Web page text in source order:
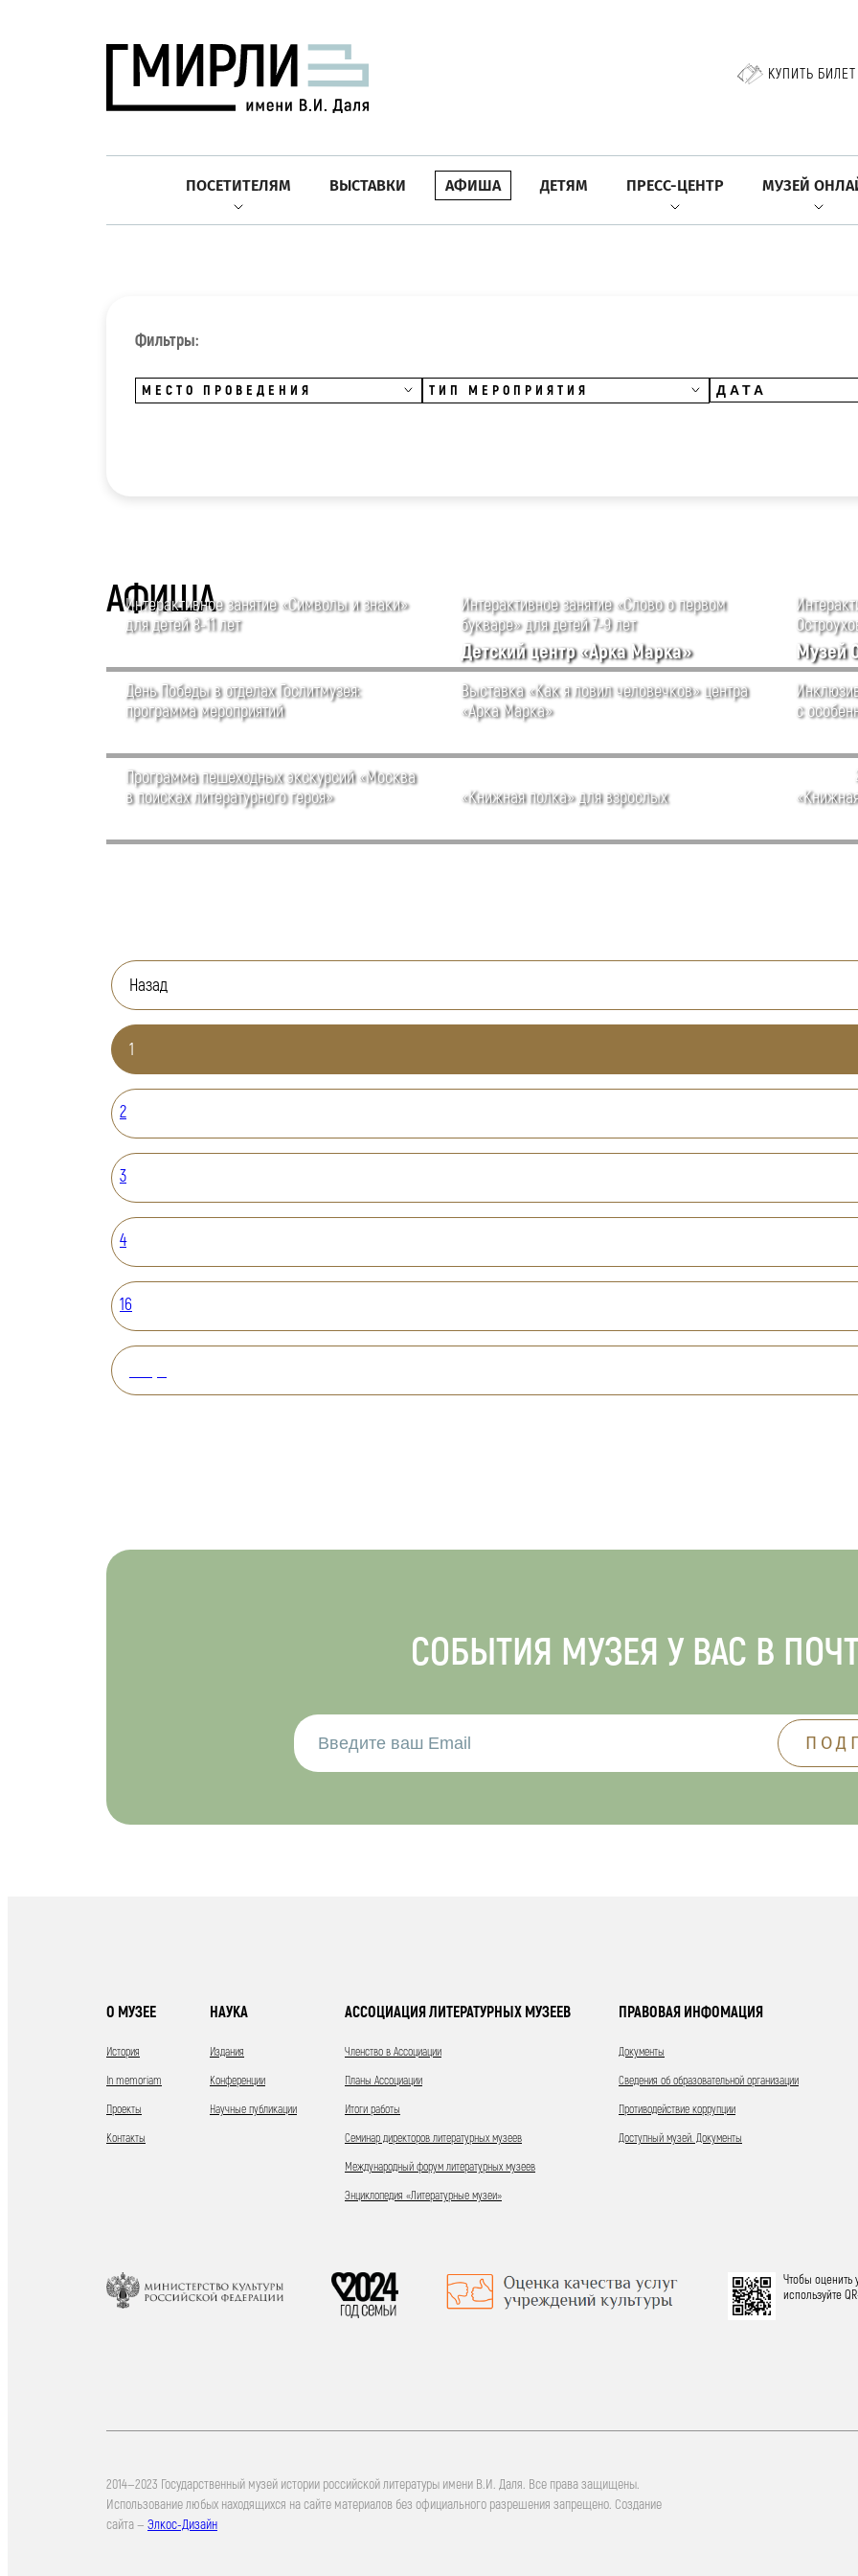
КУПИТЬ БИЛЕТ
ПОСЕТИТЕЛЯМ ВЫСТАВКИ АФИША ДЕТЯМ ПРЕСС-ЦЕНТР МУЗЕЙ
Фильтры:
МЕСТО ПРОВЕДЕНИЯ ТИП МЕРОПРИЯТИЯ
АФИША
Интерактивное занятие «Символы и знаки»
для детей 8-11 лет
Интерактивное занятие «Слово о первом
букваре» для детей 7-9 лет
День Победы в отделах Гослитмузея:
программа мероприятий
Детский центр «Арка Марка»
Выставка «Как я ловил человечков» центра
«Арка Марка»
Музей
с
Программа пешеходных экскурсий «Москва
в поисках литературного героя»
«Книжная полка» для взрослых
Назад
1
2
3
4
16
СОБЫТИЯ МУЗЕЯ У ВАС В
О МУЗЕЕ
История
In memoriam
Проекты
Контакты
НАУКА
Издания
Конференции
Научные публикации
АССОЦИАЦИЯ ЛИТЕРАТУРНЫХ МУЗЕЕВ
Членство в Ассоциации
Планы Ассоциации
Итоги работы
Семинар директоров литературных музеев
Международный форум литературных музеев
Энциклопедия «Литературные музеи»
ПРАВОВАЯ ИНФОМАЦИЯ
Документы
Сведения об образовательной организации
Противодействие коррупции
Доступный музей. Документы
Чтобы оценить
используйте
2014—2023 Государственный музей истории российской литературы имени В.И. Даля. Все права защищены.
Использование любых находящихся на сайте материалов без официального разрешения запрещено. Создание
сайта — Элкос-Дизайн